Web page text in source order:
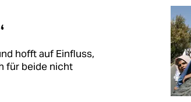
hofft auf Einfluss,
für beide nicht